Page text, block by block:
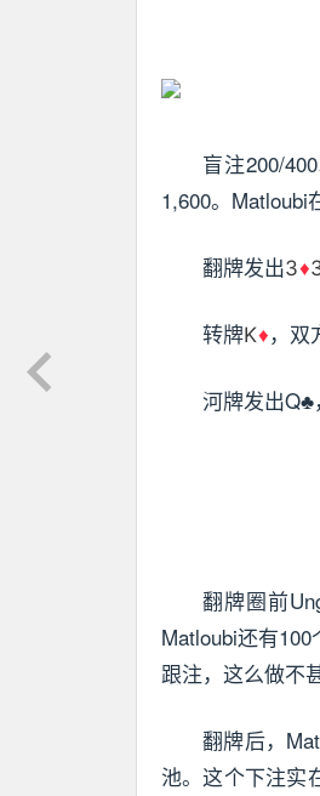
盲注200/
1,600。Matloubi
翻牌发出3♦
转牌K♦ ，双
河牌发出Q♣
翻牌圈前
Matloubi还有
跟注，这么做不
翻牌后，
池。这个下注实